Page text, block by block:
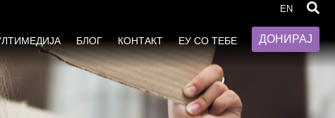
EN
БЛОГ КОНТАКТ ЕУ СО ТЕБЕ ДОНИРАЈ